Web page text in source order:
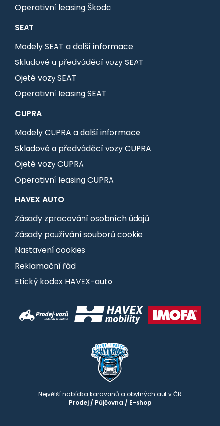
Operativní leasing Škoda
SEAT
Modely SEAT a další informace
Skladové a předváděcí vozy SEAT
Ojeté vozy SEAT
Operativní leasing SEAT
CUPRA
Modely CUPRA a další informace
Skladové a předváděcí vozy CUPRA
Ojeté vozy CUPRA
Operativní leasing CUPRA
HAVEX AUTO
Zásady zpracování osobních údajů
Zásady používání souborů cookie
Nastavení cookies
Reklamační řád
Etický kodex HAVEX-auto
Největší nabídka karavanů a obytných aut v ČR
Prodej/ Půjčovna / E-shop